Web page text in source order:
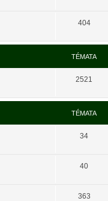
404
TÉMATA
2521
TÉMATA
34
40
363